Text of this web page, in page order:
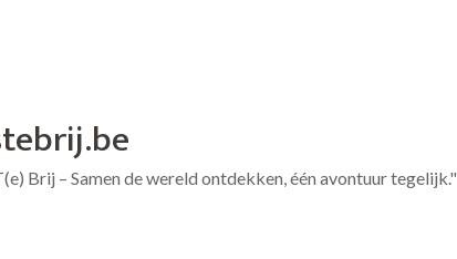
Brij – Samen de wereld ontdekken, één avontuur tegelijk."